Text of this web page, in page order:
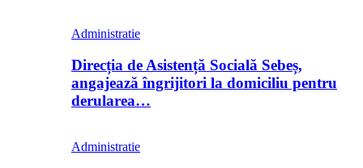
Administratie
Direcția de Asistență Socială Sebeș,
angajează îngrijitori la domiciliu pentru
derularea…
Administratie